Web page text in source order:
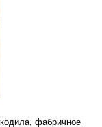
фабричное